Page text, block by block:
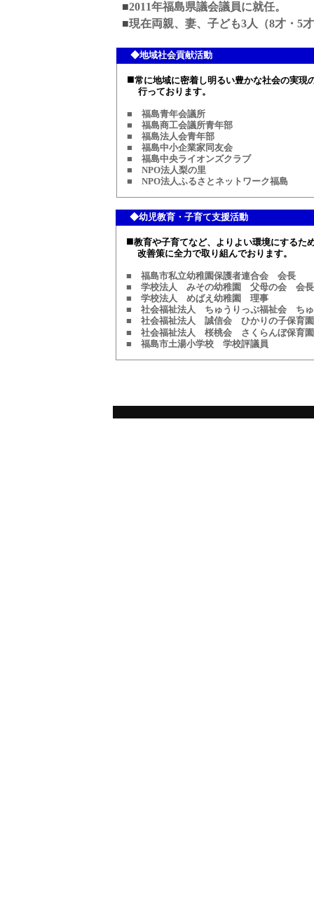
◆地域社会貢献活動
■常に地域に密着し明るい豊かな社会の実現
行っております。
■ 福島青年会議所
■ 福島商工会議所青年部
■ 福島法人会青年部
■ 福島中小企業家同友会
■ 福島中央ライオンズクラブ
■ NPO法人梨の里
■ NPO法人ふるさとネットワーク福島
◆幼児教育・子育て支援活動
■教育や子育てなど、よりよい環境にするた
改善策に全力で取り組んでおります。
■ 福島市私立幼稚園保護者連合会 会長
■ 学校法人 みその幼稚園 父母の会 会長
■ 学校法人 めばえ幼稚園 理事
■ 社会福祉法人 ちゅうりっぷ福祉会 ち
■ 社会福祉法人 誠信会 ひかりの子保育
■ 社会福祉法人 桜桃会 さくらんぼ保育園
■ 福島市土湯小学校 学校評議員
■2011年福島県議会議員に就任。
■現在両親、妻、子ども3人（8才・5